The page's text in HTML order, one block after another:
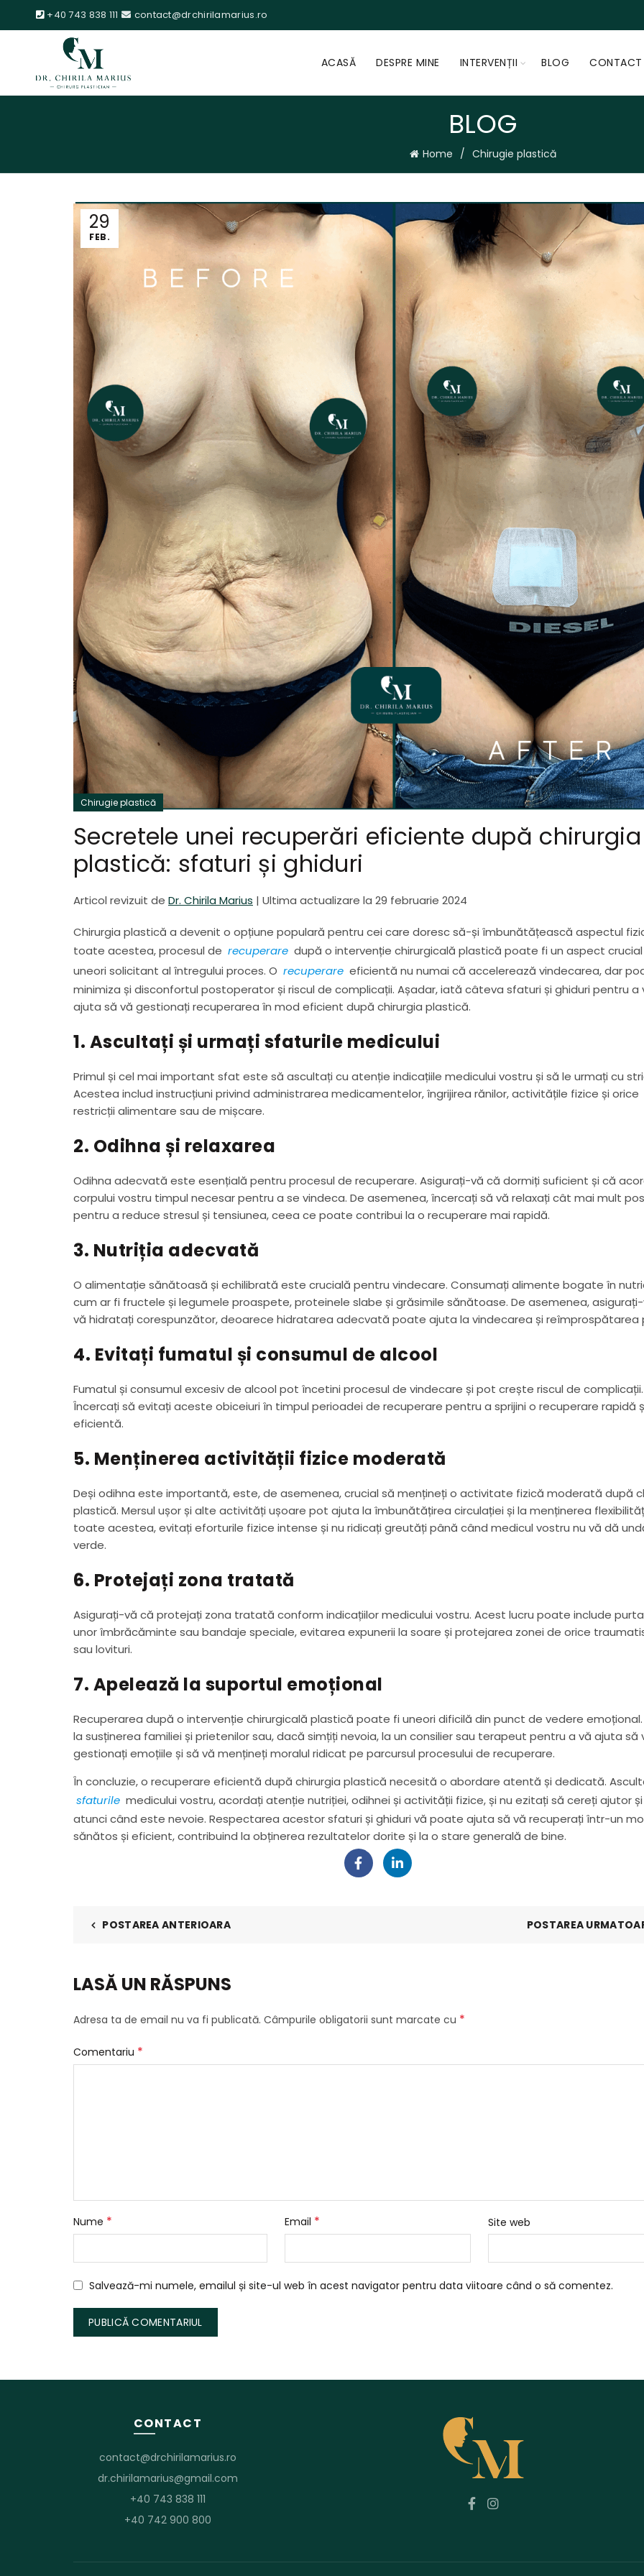
+40 743 838 111 contact@drchirilamarius.ro
ACASĂ DESPRE MINE INTERVENȚII BLOG CONTACT
BLOG
Home Chirugie plastică
29
FEB.
Chirugie plastică
Secretele unei recuperări eficiente după chirurgia
plastică: sfaturi și ghiduri
Articol revizuit de Dr. Chirila Marius | Ultima actualizare la 29 februarie 2024
Chirurgia plastică a devenit o opțiune populară pentru cei care doresc să-și îmbunătățească aspectul
toate acestea, procesul de recuperare după o intervenție chirurgicală plastică poate fi un aspect crucial
uneori solicitant al întregului proces. O recuperare eficientă nu numai că accelerează vindecarea, dar
minimiza și disconfortul postoperator și riscul de complicații. Așadar, iată câteva sfaturi și ghiduri pentru a
ajuta să vă gestionați recuperarea în mod eficient după chirurgia plastică.
1. Ascultați și urmați sfaturile medicului
Primul și cel mai important sfat este să ascultați cu atenție indicațiile medicului vostru și să le urmați cu
Acestea includ instrucțiuni privind administrarea medicamentelor, îngrijirea rănilor, activitățile fizice și orice
restricții alimentare sau de mișcare.
2. Odihna și relaxarea
Odihna adecvată este esențială pentru procesul de recuperare. Asigurați-vă că dormiți suficient și că
corpului vostru timpul necesar pentru a se vindeca. De asemenea, încercați să vă relaxați cât mai mult
pentru a reduce stresul și tensiunea, ceea ce poate contribui la o recuperare mai rapidă.
3. Nutriția adecvată
O alimentație sănătoasă și echilibrată este crucială pentru vindecare. Consumați alimente bogate în
cum ar fi fructele și legumele proaspete, proteinele slabe și grăsimile sănătoase. De asemenea,
vă hidratați corespunzător, deoarece hidratarea adecvată poate ajuta la vindecarea și reîmprospătarea
4. Evitați fumatul și consumul de alcool
Fumatul și consumul excesiv de alcool pot încetini procesul de vindecare și pot crește riscul de complicații.
Încercați să evitați aceste obiceiuri în timpul perioadei de recuperare pentru a sprijini o recuperare rapidă
eficientă.
5. Menținerea activității fizice moderată
Deși odihna este importantă, este, de asemenea, crucial să mențineți o activitate fizică moderată după
plastică. Mersul ușor și alte activități ușoare pot ajuta la îmbunătățirea circulației și la menținerea
toate acestea, evitați eforturile fizice intense și nu ridicați greutăți până când medicul vostru nu vă dă
verde.
6. Protejați zona tratată
Asigurați-vă că protejați zona tratată conform indicațiilor medicului vostru. Acest lucru poate include
unor îmbrăcăminte sau bandaje speciale, evitarea expunerii la soare și protejarea zonei de orice
sau lovituri.
7. Apelează la suportul emoțional
Recuperarea după o intervenție chirurgicală plastică poate fi uneori dificilă din punct de vedere
la susținerea familiei și prietenilor sau, dacă simțiți nevoia, la un consilier sau terapeut pentru a vă ajuta să
gestionați emoțiile și să vă mențineți moralul ridicat pe parcursul procesului de recuperare.
În concluzie, o recuperare eficientă după chirurgia plastică necesită o abordare atentă și dedicată.
sfaturile medicului vostru, acordați atenție nutriției, odihnei și activității fizice, și nu ezitați să cereți ajutor
atunci când este nevoie. Respectarea acestor sfaturi și ghiduri vă poate ajuta să vă recuperați într-un
sănătos și eficient, contribuind la obținerea rezultatelor dorite și la o stare generală de bine.
POSTAREA ANTERIOARA POSTAREA
LASĂ UN RĂSPUNS
Adresa ta de email nu va fi publicată. Câmpurile obligatorii sunt marcate cu *
Comentariu *
Nume * Email * Site web
Salvează-mi numele, emailul și site-ul web în acest navigator pentru data viitoare când o să comentez.
CONTACT
contact@drchirilamarius.ro
dr.chirilamarius@gmail.com
+40 743 838 111
+40 742 900 800